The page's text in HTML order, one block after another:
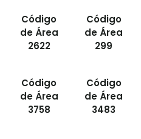
Código
de Área
2622
Código
de Área
299
Código
de Área
3758
Código
de Área
3483